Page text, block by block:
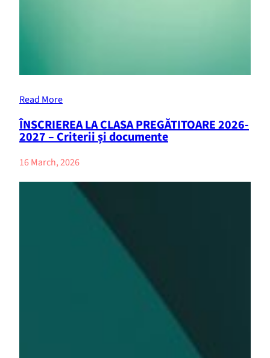
Read More
ÎNSCRIEREA LA CLASA PREGĂTITOARE 2026-
2027 – Criterii și documente
16 March, 2026